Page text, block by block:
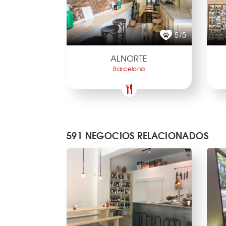
5/5
ALNORTE
Barcelona
591 NEGOCIOS RELACIONADOS